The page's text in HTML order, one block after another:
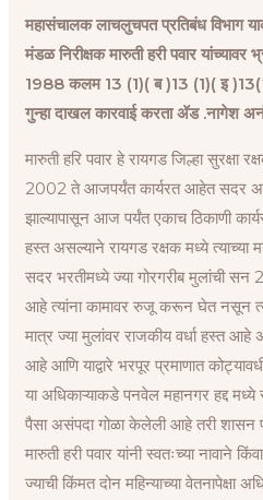
b
o
o
A
p
g
r
a
k
d
I
t
e
r
महासंचालक लाचलुचपत प्रतिबंध विभाग
मंडळ निरीक्षक मारुती हरी पवार
1988 कलम 13 (1)( ब )13 (1)( इ
गुन्हा दाखल कारवाई करता ॲड .नागेश
मारुती हरि पवार हे रायगड जिल्हा सुरक्षा
2002 ते आजपर्यंत कार्यरत आहेत सदर
झाल्यापासून आज पर्यंत एकाच ठिकाणी
हस्त असल्याने रायगड रक्षक मध्ये
सदर भरतीमध्ये ज्या गोरगरीब मुलांची
आहे त्यांना कामावर रुजू करून घेत नसून
मात्र ज्या मुलांवर राजकीय वर्धा हस्त
आहे आणि याद्वारे भरपूर प्रमाणात
या अधिकाऱ्याकडे पनवेल महानगर हद्द मध्ये
पैसा असंपदा गोळा केलेली आहे तरी शासन
मारुती हरी पवार यांनी स्वतःच्या नावाने
ज्याची किंमत दोन महिन्याच्या